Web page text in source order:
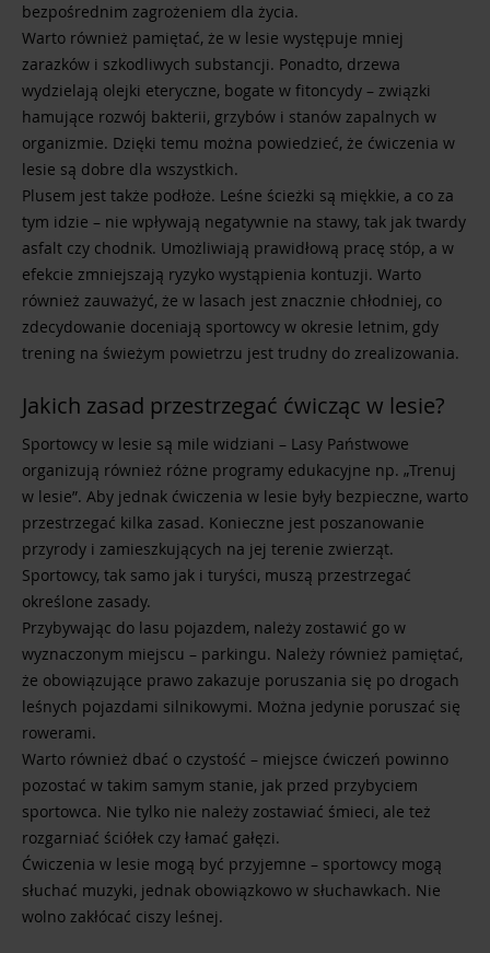
bezpośrednim zagrożeniem dla życia.
Warto również pamiętać, że w lesie występuje mniej
zarazków i szkodliwych substancji. Ponadto, drzewa
wydzielają olejki eteryczne, bogate w fitoncydy – związki
hamujące rozwój bakterii, grzybów i stanów zapalnych w
organizmie. Dzięki temu można powiedzieć, że ćwiczenia w
lesie są dobre dla wszystkich.
Plusem jest także podłoże. Leśne ścieżki są miękkie, a co za
tym idzie – nie wpływają negatywnie na stawy, tak jak twardy
asfalt czy chodnik. Umożliwiają prawidłową pracę stóp, a w
efekcie zmniejszają ryzyko wystąpienia kontuzji. Warto
również zauważyć, że w lasach jest znacznie chłodniej, co
zdecydowanie doceniają sportowcy w okresie letnim, gdy
trening na świeżym powietrzu jest trudny do zrealizowania.
Jakich zasad przestrzegać ćwicząc w lesie?
Sportowcy w lesie są mile widziani – Lasy Państwowe
organizują również różne programy edukacyjne np. „Trenuj
w lesie”. Aby jednak ćwiczenia w lesie były bezpieczne, warto
przestrzegać kilka zasad. Konieczne jest poszanowanie
przyrody i zamieszkujących na jej terenie zwierząt.
Sportowcy, tak samo jak i turyści, muszą przestrzegać
określone zasady.
Przybywając do lasu pojazdem, należy zostawić go w
wyznaczonym miejscu – parkingu. Należy również pamiętać,
że obowiązujące prawo zakazuje poruszania się po drogach
leśnych pojazdami silnikowymi. Można jedynie poruszać się
rowerami.
Warto również dbać o czystość – miejsce ćwiczeń powinno
pozostać w takim samym stanie, jak przed przybyciem
sportowca. Nie tylko nie należy zostawiać śmieci, ale też
rozgarniać ściółek czy łamać gałęzi.
Ćwiczenia w lesie mogą być przyjemne – sportowcy mogą
słuchać muzyki, jednak obowiązkowo w słuchawkach. Nie
wolno zakłócać ciszy leśnej.